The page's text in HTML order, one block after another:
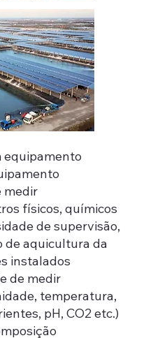
equipamento
medir
físicos, químicos
de supervisão,
de aquicultura da
instalados
de medir
temperatura,
pH, CO2 etc.)